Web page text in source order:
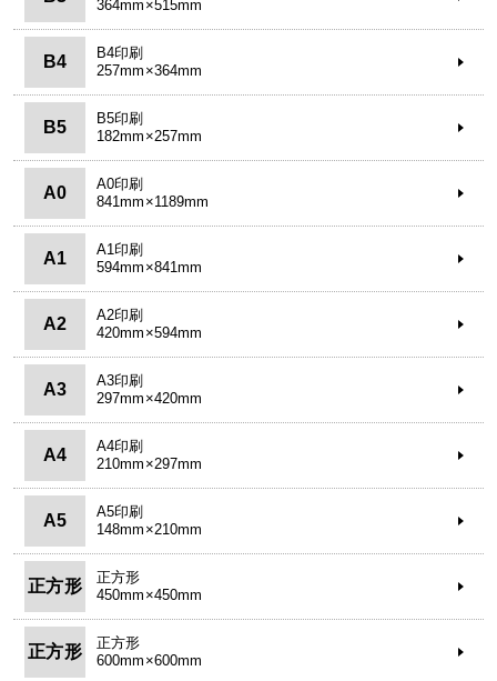
364mm×515mm
B4
B4印刷
257mm×364mm
B5
B5印刷
182mm×257mm
A0
A0印刷
841mm×1189mm
A1
A1印刷
594mm×841mm
A2
A2印刷
420mm×594mm
A3
A3印刷
297mm×420mm
A4
A4印刷
210mm×297mm
A5
A5印刷
148mm×210mm
正方形
正方形
450mm×450mm
正方形
正方形
600mm×600mm